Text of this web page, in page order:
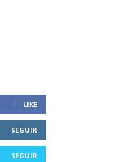
LIKE
SEGUIR
SEGUIR